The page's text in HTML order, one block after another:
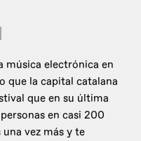
música electrónica en
que la capital catalana
que en su última
en casi 200
vez más y te